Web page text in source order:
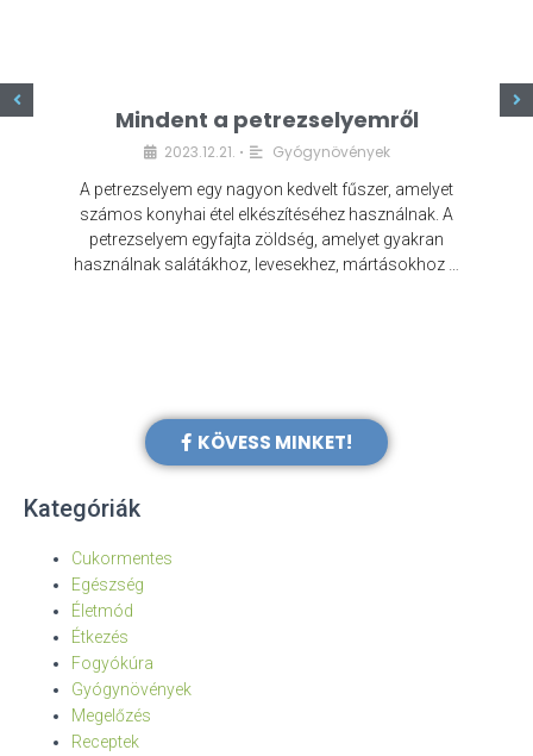
Mindent a petrezselyemről
2023.12.21. • Gyógynövények
A petrezselyem egy nagyon kedvelt fűszer, amelyet
számos konyhai étel elkészítéséhez használnak. A
petrezselyem egyfajta zöldség, amelyet gyakran
használnak salátákhoz, levesekhez, mártásokhoz …
KÖVESS MINKET!
Kategóriák
Cukormentes
Egészség
Életmód
Étkezés
Fogyókúra
Gyógynövények
Megelőzés
Receptek